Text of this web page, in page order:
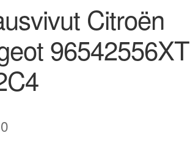
Citroën
96542556XT